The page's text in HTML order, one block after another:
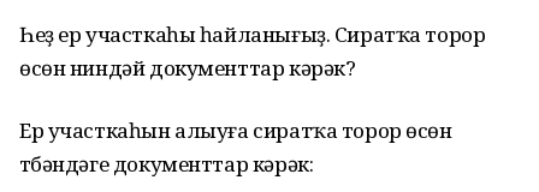
Һеҙ ер участкаһы һайланығыҙ. Сиратҡа торор
өсөн ниндәй документтар кәрәк?
Ер участкаһын алыуға сиратҡа торор өсөн
түбәндәге документтар кәрәк: